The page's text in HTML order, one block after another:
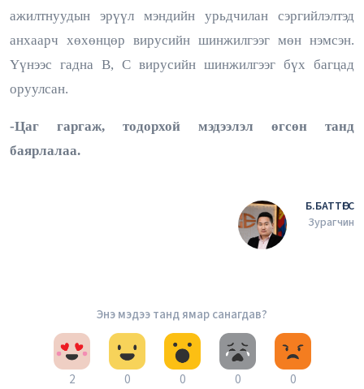
ажилтнуудын эрүүл мэндийн урьдчилан сэргийлэлтэд
анхаарч хөхөнцөр вирусийн шинжилгээг мөн нэмсэн.
Үүнээс гадна В, С вирусийн шинжилгээг бүх багцад
оруулсан.
-Цаг гаргаж, тодорхой мэдээлэл өгсөн танд
баярлалаа.
Б.БАТТӨГС
Зурагчин
Энэ мэдээ танд ямар санагдав?
2 0 0 0 0